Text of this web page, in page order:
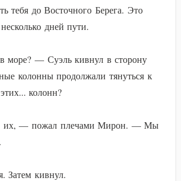
тебя до Восточного Берега. Это
дней пути.
— Суэль кивнул в сторону
колонны продолжали тянуться к
колонн?
— пожал плечами Мирон. — Мы
Затем кивнул.